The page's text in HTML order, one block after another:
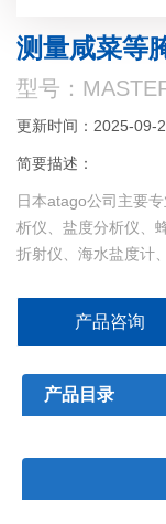
测量咸菜等
型号：
更新时间：2025-09-
简要描述：
日本atago公司主要
析仪、盐度分析仪、
折射仪、海水盐度计
液测量仪、碱液浓度
产品咨询
产品目录